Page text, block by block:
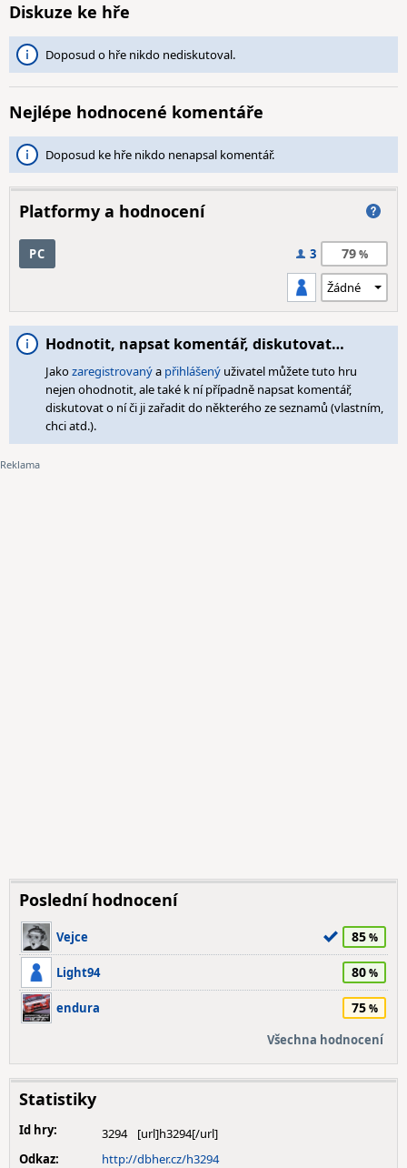
Diskuze ke hře
Doposud o hře nikdo nediskutoval.
Nejlépe hodnocené komentáře
Doposud ke hře nikdo nenapsal komentář.
Platformy a hodnocení
PC 3 79
Hodnotit, napsat komentář, diskutovat…
Jakozaregistrovanýa přihlášený uživatel můžete tuto hru
nejen ohodnotit, ale také k ní případně napsat komentář,
diskutovat o ní či ji zařadit do některého ze seznamů (vlastním,
chci atd.).
Poslední hodnocení
Vejce 85
Light94 80
endura 75
Všechna hodnocení
Statistiky
Id hry:
3294
Odkaz:
http://dbher.cz/h3294